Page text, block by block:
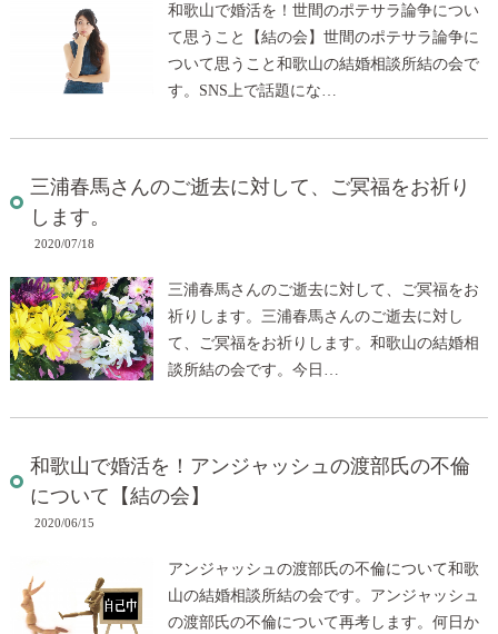
和歌山で婚活を！世間のポテサラ論争につい
て思うこと【結の会】世間のポテサラ論争に
ついて思うこと和歌山の結婚相談所結の会で
す。SNS上で話題にな…
三浦春馬さんのご逝去に対して、ご冥福をお祈り
します。
2020/07/18
三浦春馬さんのご逝去に対して、ご冥福をお
祈りします。三浦春馬さんのご逝去に対し
て、ご冥福をお祈りします。和歌山の結婚相
談所結の会です。今日…
和歌山で婚活を！アンジャッシュの渡部氏の不倫
について【結の会】
2020/06/15
アンジャッシュの渡部氏の不倫について和歌
山の結婚相談所結の会です。アンジャッシュ
の渡部氏の不倫について再考します。何日か